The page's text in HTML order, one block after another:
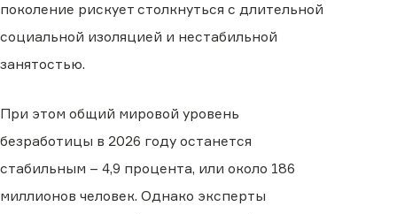
поколение рискует столкнуться с длительной
социальной изоляцией и нестабильной
занятостью.
При этом общий мировой уровень
безработицы в 2026 году останется
стабильным – 4,9 процента, или около 186
миллионов человек. Однако эксперты